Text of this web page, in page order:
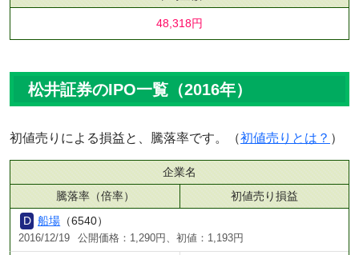
48,318円
松井証券のIPO一覧（2016年）
初値売りによる損益と、騰落率です。（初値売りとは？ ）
企業名
騰落率（倍率）
初値売り損益
船場 （6540）
2016/12/19 公開価格：1,290円、初値：1,193円